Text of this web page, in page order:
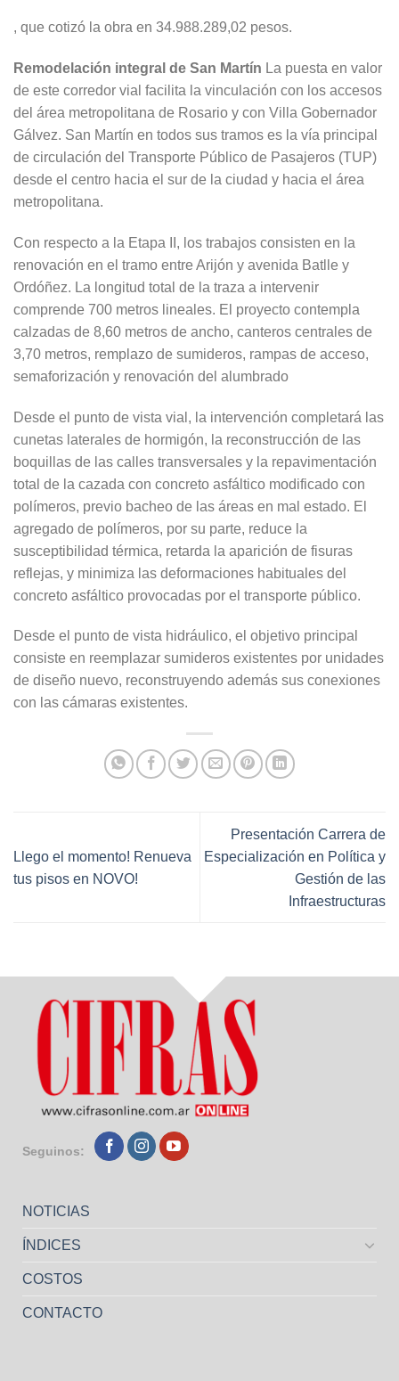
, que cotizó la obra en 34.988.289,02 pesos.
Remodelación integral de San Martín La puesta en valor
de este corredor vial facilita la vinculación con los accesos
del área metropolitana de Rosario y con Villa Gobernador
Gálvez. San Martín en todos sus tramos es la vía principal
de circulación del Transporte Público de Pasajeros (TUP)
desde el centro hacia el sur de la ciudad y hacia el área
metropolitana.
Con respecto a la Etapa II, los trabajos consisten en la
renovación en el tramo entre Arijón y avenida Batlle y
Ordóñez. La longitud total de la traza a intervenir
comprende 700 metros lineales. El proyecto contempla
calzadas de 8,60 metros de ancho, canteros centrales de
3,70 metros, remplazo de sumideros, rampas de acceso,
semaforización y renovación del alumbrado
Desde el punto de vista vial, la intervención completará las
cunetas laterales de hormigón, la reconstrucción de las
boquillas de las calles transversales y la repavimentación
total de la cazada con concreto asfáltico modificado con
polímeros, previo bacheo de las áreas en mal estado. El
agregado de polímeros, por su parte, reduce la
susceptibilidad térmica, retarda la aparición de fisuras
reflejas, y minimiza las deformaciones habituales del
concreto asfáltico provocadas por el transporte público.
Desde el punto de vista hidráulico, el objetivo principal
consiste en reemplazar sumideros existentes por unidades
de diseño nuevo, reconstruyendo además sus conexiones
con las cámaras existentes.
Llego el momento! Renueva
tus pisos en NOVO!
Presentación Carrera de
Especialización en Polí­tica y
Gestión de las
Infraestructuras
Seguinos:
NOTICIAS
ÍNDICES
COSTOS
CONTACTO